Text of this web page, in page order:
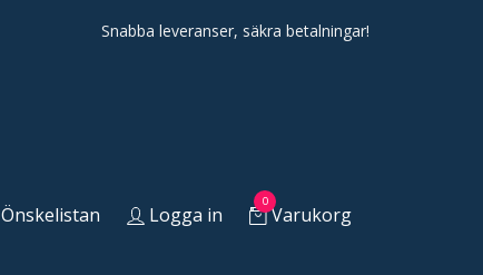
Snabba leveranser, säkra betalningar!
Önskelistan Logga in
0
Varukorg